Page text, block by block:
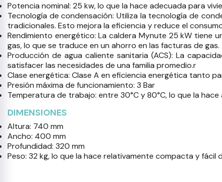
Potencia nominal: 25 kw, lo que la hace adecuada para
Tecnología de condensación: Utiliza la tecnología de
tradicionales. Esto mejora la eficiencia y reduce el
Rendimiento energético: La caldera Mynute 25 kW tiene
gas, lo que se traduce en un ahorro en las facturas de gas.
Producción de agua caliente sanitaria (ACS): La
satisfacer las necesidades de una familia promedio.r
Clase energética: Clase A en eficiencia energética tanto
Presión máxima de funcionamiento: 3 Bar
Temperatura de trabajo: entre 30°C y 80°C, lo que la
DIMENSIONES
Altura: 740 mm
Ancho: 400 mm
Profundidad: 320 mm
Peso: 32 kg, lo que la hace relativamente compacta y fácil